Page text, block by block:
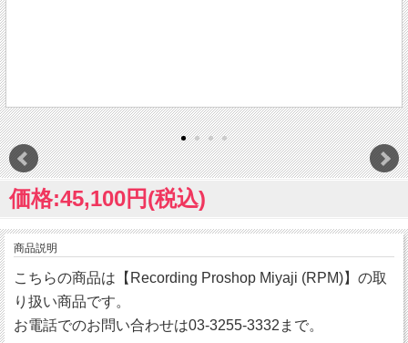
価格:45,100円(税込)
商品説明
こちらの商品は【Recording Proshop Miyaji (RPM)】の取
り扱い商品です。
お電話でのお問い合わせは03-3255-3332まで。